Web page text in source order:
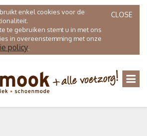
CLOSE
enkel cookies voor de
te gebruiken stemt u in met ons
in overeenstemming met onze
policy.